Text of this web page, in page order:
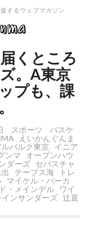
するウェブマガジン
くところ
。A東京
プも、課
スポーツ
バスケ
えいかんぐんま
ルバルク東京 イニア
ンマ
オープンハウ
ダーズ セバスチャ
テーブス海
トレ
マイケル・パーカ
・メインデル
ワイ
インサンダーズ 辻直